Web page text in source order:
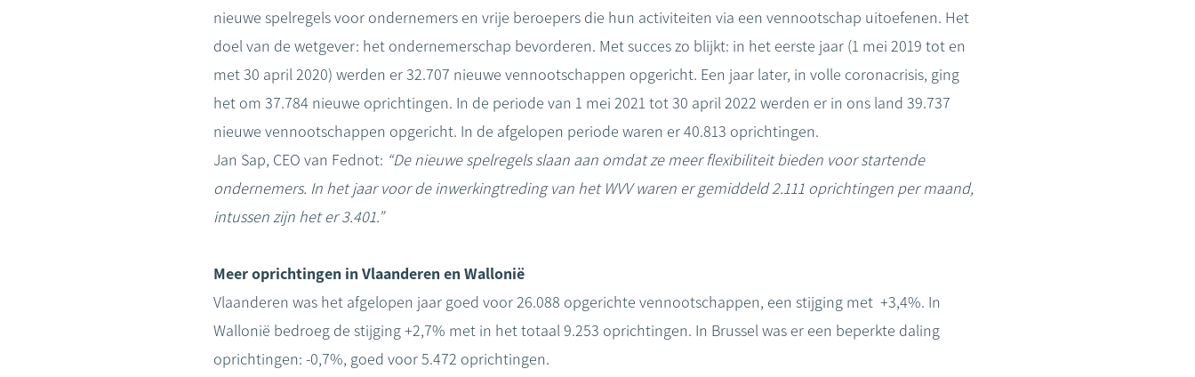
nieuwe spelregels voor ondernemers en vrije beroepers die hun activiteiten via een vennootschap uitoefenen. Het
doel van de wetgever: het ondernemerschap bevorderen. Met succes zo blijkt: in het eerste jaar (1 mei 2019 tot en
met 30 april 2020) werden er 32.707 nieuwe vennootschappen opgericht. Een jaar later, in volle coronacrisis, ging
het om 37.784 nieuwe oprichtingen. In de periode van 1 mei 2021 tot 30 april 2022 werden er in ons land 39.737
nieuwe vennootschappen opgericht. In de afgelopen periode waren er 40.813 oprichtingen.
Jan Sap, CEO van Fednot: “De nieuwe spelregels slaan aan omdat ze meer flexibiliteit bieden voor startende
ondernemers. In het jaar voor de inwerkingtreding van het WVV waren er gemiddeld 2.111 oprichtingen per maand,
intussen zijn het er 3.401.”
Meer oprichtingen in Vlaanderen en Wallonië
Vlaanderen was het afgelopen jaar goed voor 26.088 opgerichte vennootschappen, een stijging met +3,4%. In
Wallonië bedroeg de stijging +2,7% met in het totaal 9.253 oprichtingen. In Brussel was er een beperkte daling
oprichtingen: -0,7%, goed voor 5.472 oprichtingen.